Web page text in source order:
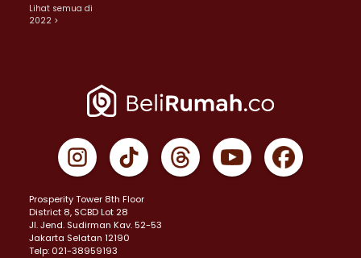
Lihat semua di
2022 >
Prosperity Tower 8th Floor
District 8, SCBD Lot 28
JI. Jend. Sudirman Kav. 52-53
Jakarta Selatan 12190
Telp: 021-38959193